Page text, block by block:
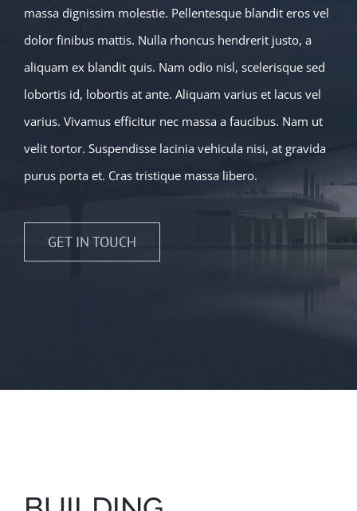
massa dignissim molestie. Pellentesque blandit eros vel
dolor finibus mattis. Nulla rhoncus hendrerit justo, a
aliquam ex blandit quis. Nam odio nisl, scelerisque sed
lobortis id, lobortis at ante. Aliquam varius et lacus vel
varius. Vivamus efficitur nec massa a faucibus. Nam ut
velit tortor. Suspendisse lacinia vehicula nisi, at gravida
purus porta et. Cras tristique massa libero.
GET IN TOUCH